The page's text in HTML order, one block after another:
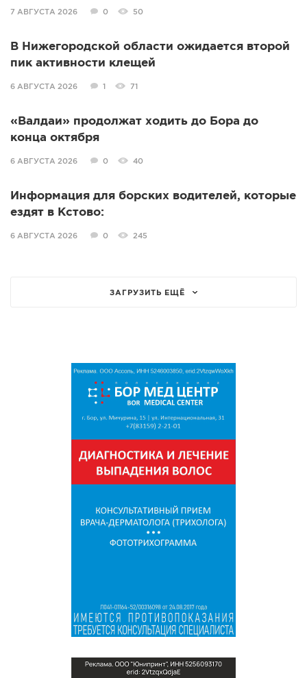
7 АВГУСТА 2026 0 50
В Нижегородской области ожидается второй
пик активности клещей
6 АВГУСТА 2026 1 71
«Валдаи» продолжат ходить до Бора до
конца октября
6 АВГУСТА 2026 0 40
Информация для борских водителей, которые
ездят в Кстово:
6 АВГУСТА 2026 0 245
ЗАГРУЗИТЬ ЕЩЁ